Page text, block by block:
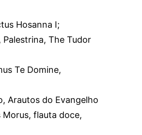
Hosanna I;
Palestrina, The Tudor
Te Domine,
Arautos do Evangelho
Morus, flauta doce,